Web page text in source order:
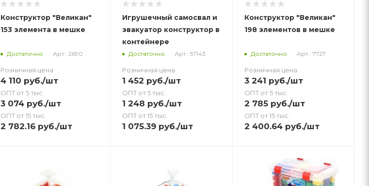
Конструктор "Великан"
153 элемента в мешке
Достаточно Арт.: 2690
Розничная цена
4 110 руб./шт
ОПТ от 5 тыс.
3 074руб./шт
ОПТ от 15 тыс.
2 782.16руб./шт
Игрушечный самосвал и
эвакуатор конструктор в
контейнере
Достаточно Арт.: 57143
Розничная цена
1 452 руб./шт
ОПТ от 5 тыс.
1 248 руб./шт
ОПТ от 15 тыс.
1 075.39 руб./шт
Конструктор "Великан"
198 элементов в мешке
Достаточно Арт.: 7727
Розничная цена
3 241 руб./шт
ОПТ от 5 тыс.
2 785руб./шт
ОПТ от 15 тыс.
2 400.64руб./шт